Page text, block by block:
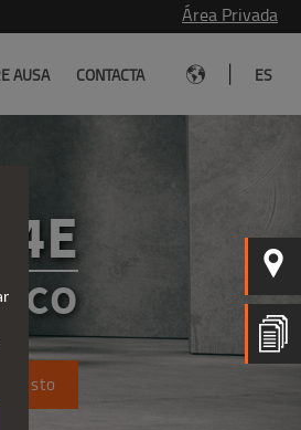
Área Privada
AUSA CONTACTA ES